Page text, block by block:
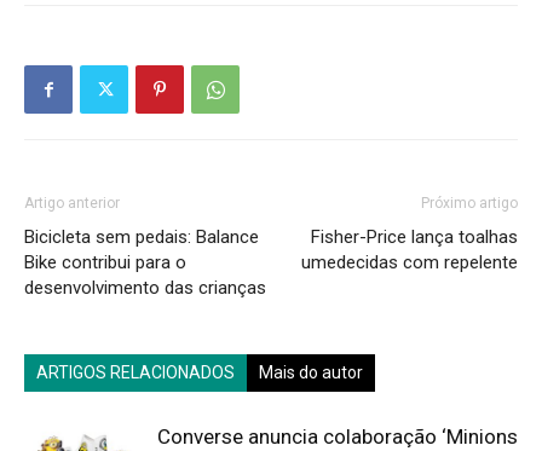
Artigo anterior
Bicicleta sem pedais: Balance
Bike contribui para o
desenvolvimento das crianças
Próximo artigo
Fisher-Price lança toalhas
umedecidas com repelente
ARTIGOS RELACIONADOS Mais do autor
Converse anuncia colaboração ‘Minions